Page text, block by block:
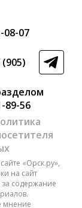
08-07
(905)
89-56
«Орск.ру»,
на сайт
за содержание
мнение